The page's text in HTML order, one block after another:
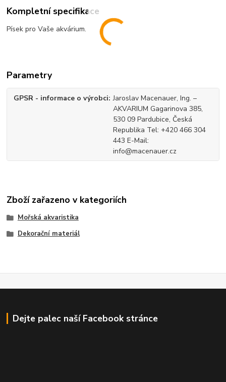
Kompletní specifikace
Písek pro Vaše akvárium.
Parametry
GPSR - informace o výrobci Jaroslav Macenauer, Ing. –
AKVARIUM Gagarinova 385,
530 09 Pardubice, Česká
Republika Tel: +420 466 304
443 E-Mail:
info@macenauer.cz
Zboží zařazeno v kategoriích
Mořská akvaristika
Dekorační materiál
Dejte palec naší Facebook stránce